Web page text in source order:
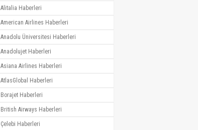
Alitalia Haberleri
American Airlines Haberleri
Anadolu Üniversitesi Haberleri
Anadolujet Haberleri
Asiana Airlines Haberleri
AtlasGlobal Haberleri
Borajet Haberleri
British Airways Haberleri
Çelebi Haberleri